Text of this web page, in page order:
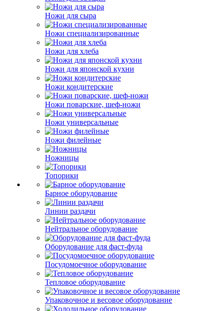
Ножи для сыра
Ножи специализированные
Ножи для хлеба
Ножи для японской кухни
Ножи кондитерские
Ножи поварские, шеф-ножи
Ножи универсальные
Ножи филейные
Ножницы
Топорики
Барное оборудование
Линии раздачи
Нейтральное оборудование
Оборудование для фаст-фуда
Посудомоечное оборудование
Тепловое оборудование
Упаковочное и весовое оборудование